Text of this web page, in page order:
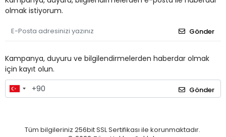
olmak istiyorum.
Gönder
Kampanya, duyuru ve bilgilendirmelerden haberdar olmak
için kayıt olun.
Gönder
Tüm bilgileriniz 256bit SSL Sertifikası ile korunmaktadır.